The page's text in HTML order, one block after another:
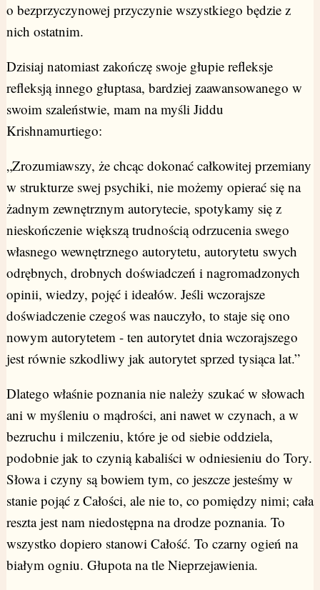
o bezprzyczynowej przyczynie wszystkiego będzie z
nich ostatnim.
Dzisiaj natomiast zakończę swoje głupie refleksje
refleksją innego głuptasa, bardziej zaawansowanego w
swoim szaleństwie, mam na myśli Jiddu
Krishnamurtiego:
„Zrozumiawszy, że chcąc dokonać całkowitej przemiany
w strukturze swej psychiki, nie możemy opierać się na
żadnym zewnętrznym autorytecie, spotykamy się z
nieskończenie większą trudnością odrzucenia swego
własnego wewnętrznego autorytetu, autorytetu swych
odrębnych, drobnych doświadczeń i nagromadzonych
opinii, wiedzy, pojęć i ideałów. Jeśli wczorajsze
doświadczenie czegoś was nauczyło, to staje się ono
nowym autorytetem - ten autorytet dnia wczorajszego
jest równie szkodliwy jak autorytet sprzed tysiąca lat.”
Dlatego właśnie poznania nie należy szukać w słowach
ani w myśleniu o mądrości, ani nawet w czynach, a w
bezruchu i milczeniu, które je od siebie oddziela,
podobnie jak to czynią kabaliści w odniesieniu do Tory.
Słowa i czyny są bowiem tym, co jeszcze jesteśmy w
stanie pojąć z Całości, ale nie to, co pomiędzy nimi; cała
reszta jest nam niedostępna na drodze poznania. To
wszystko dopiero stanowi Całość. To czarny ogień na
białym ogniu. Głupota na tle Nieprzejawienia.